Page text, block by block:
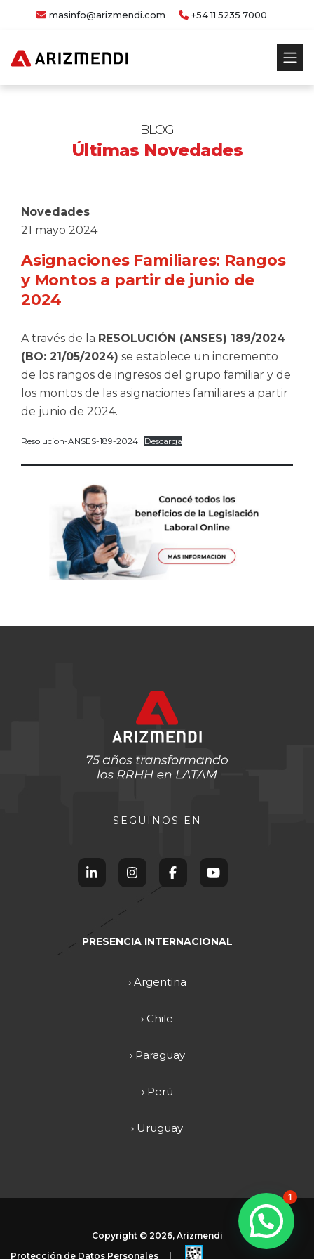
masinfo@arizmendi.com +54 11 5235 7000
BLOG
Últimas Novedades
Novedades
21 mayo 2024
Asignaciones Familiares: Rangos
y Montos a partir de junio de
2024
A través de la RESOLUCIÓN (ANSES) 189/2024
(BO: 21/05/2024) se establece un incremento
de los rangos de ingresos del grupo familiar y de
los montos de las asignaciones familiares a partir
de junio de 2024.
Resolucion-ANSES-189-2024 Descarga
SEGUINOS EN
PRESENCIA INTERNACIONAL
› Argentina
› Chile
› Paraguay
› Perú
› Uruguay
Copyright © 2026, Arizmendi
Protección de Datos Personales
1